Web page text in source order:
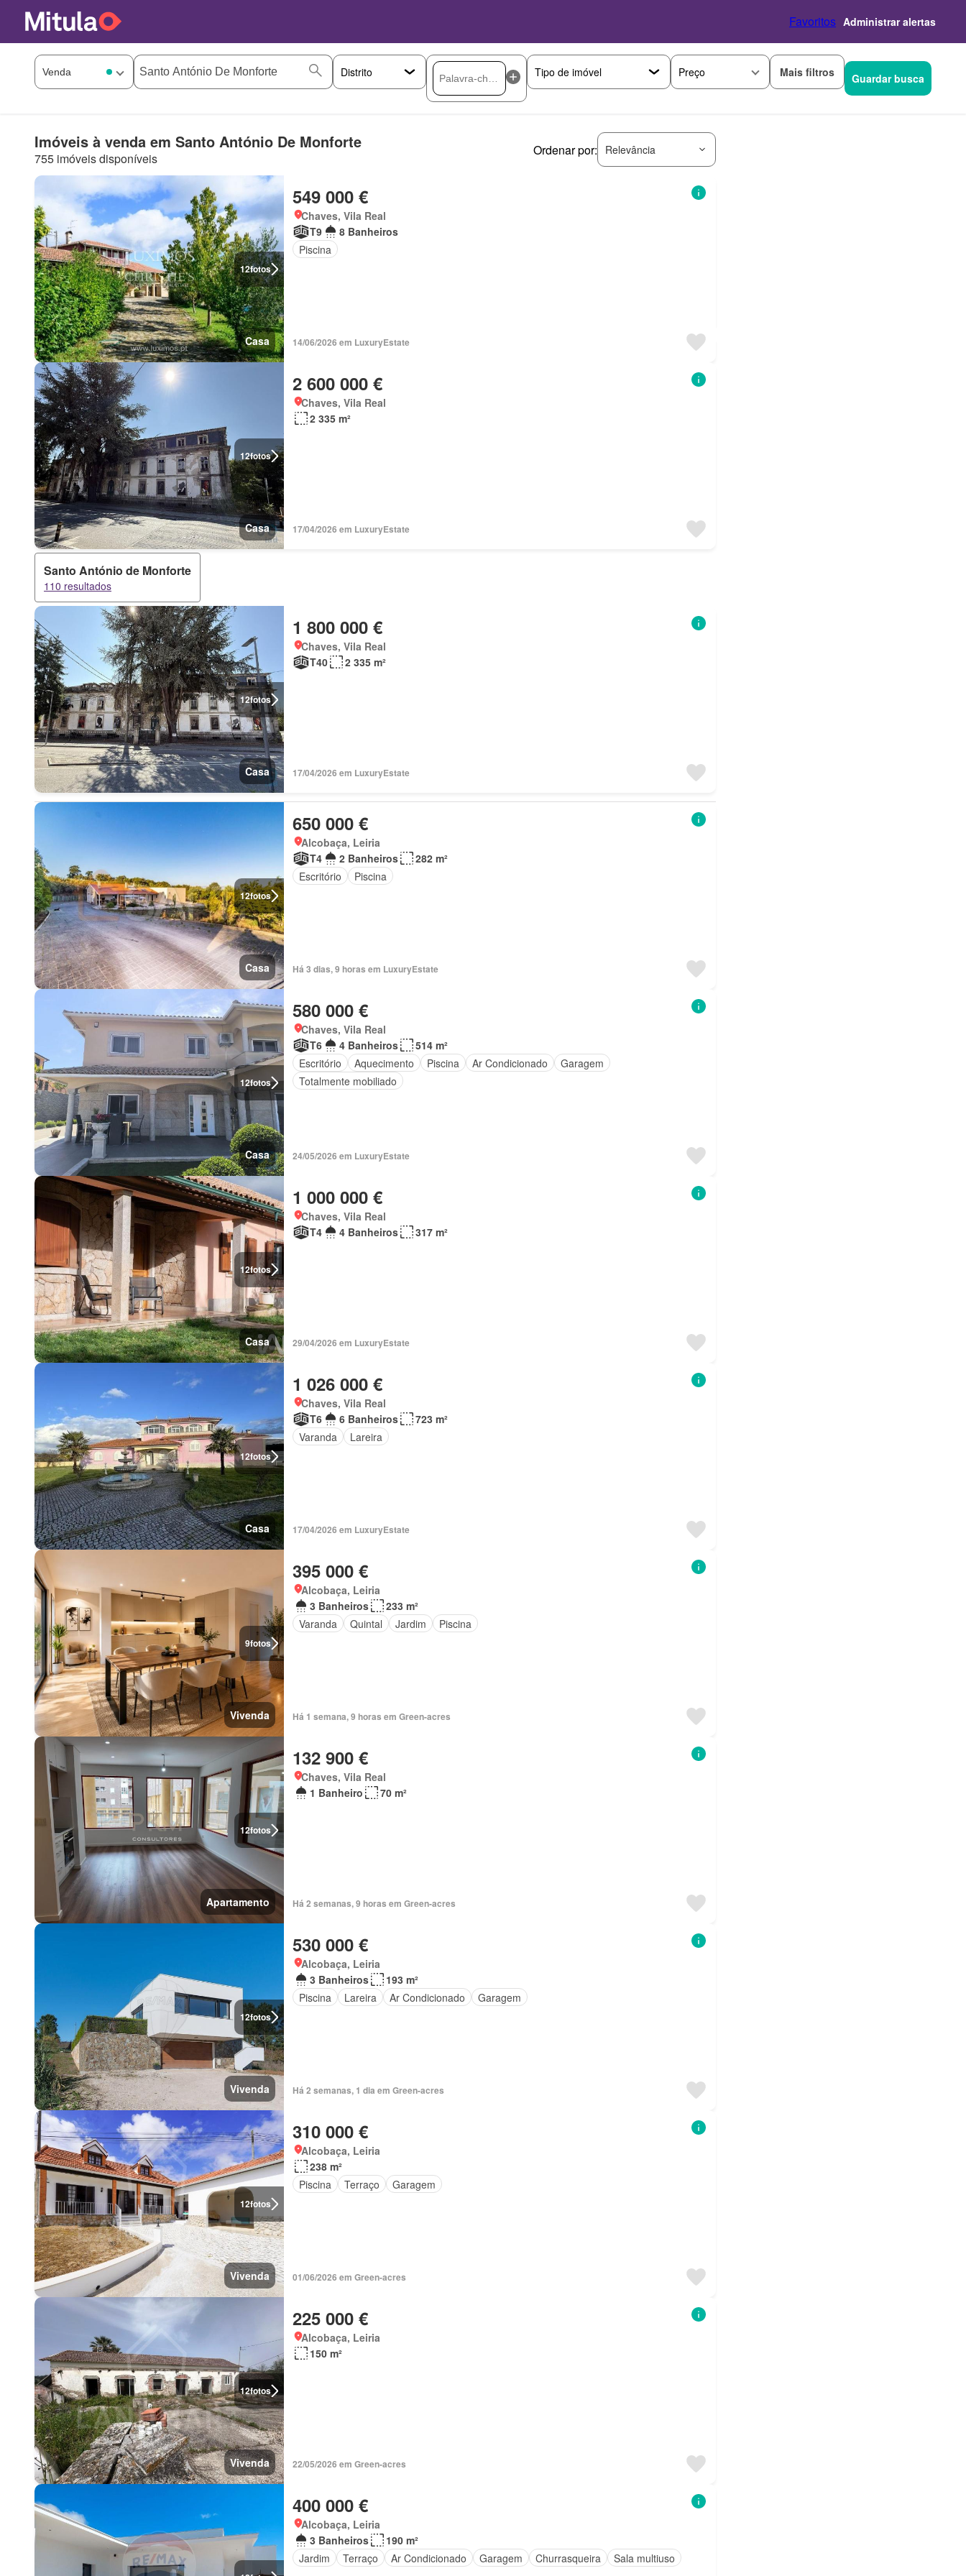
Favoritos Administrar alertas
Preço Mais filtros Guardar busca
Imóveis à venda em Santo António De Monforte
755 imóveis disponíveis
Ordenar por: Relevância
12fotos
Casa
549 000 €
Chaves, Vila Real
T9
8 Banheiros
Piscina
14/06/2026 em LuxuryEstate
12fotos
Casa
2 600 000 €
Chaves, Vila Real
2 335 m²
17/04/2026 em LuxuryEstate
Santo António de Monforte
110 resultados
12fotos
Casa
1 800 000 €
Chaves, Vila Real
T40
2 335 m²
17/04/2026 em LuxuryEstate
12fotos
Casa
650 000 €
Alcobaça, Leiria
T4
2 Banheiros
282 m²
Escritório
Piscina
Há 3 dias, 9 horas em LuxuryEstate
12fotos
Casa
580 000 €
Chaves, Vila Real
T6
4 Banheiros
514 m²
Escritório
Aquecimento Piscina Ar Condicionado
Garagem
Totalmente mobiliado
24/05/2026 em LuxuryEstate
12fotos
Casa
1 000 000 €
Chaves, Vila Real
T4
4 Banheiros 317 m²
29/04/2026 em LuxuryEstate
12fotos
Casa
1 026 000 €
Chaves, Vila Real
T6
6 Banheiros
723 m²
Varanda
Lareira
17/04/2026 em LuxuryEstate
9fotos
Vivenda
395 000 €
Alcobaça, Leiria
3 Banheiros
233 m²
Varanda
Quintal Jardim Piscina
Há 1 semana, 9 horas em Green-acres
12fotos
Apartamento
132 900 €
Chaves, Vila Real
1 Banheiro
70 m²
Há 2 semanas, 9 horas em Green-acres
12fotos
Vivenda
530 000 €
Alcobaça, Leiria
3 Banheiros
193 m²
Piscina
Lareira Ar Condicionado Garagem
Há 2 semanas, 1 dia em Green-acres
12fotos
Vivenda
310 000 €
Alcobaça, Leiria
238 m²
Piscina
Terraço Garagem
01/06/2026 em Green-acres
12fotos
Vivenda
225 000 €
Alcobaça, Leiria
150 m²
22/05/2026 em Green-acres
400 000 €
Alcobaça, Leiria
3 Banheiros
190 m²
Jardim
Terraço Ar Condicionado Garagem Churrasqueira Sala multiuso